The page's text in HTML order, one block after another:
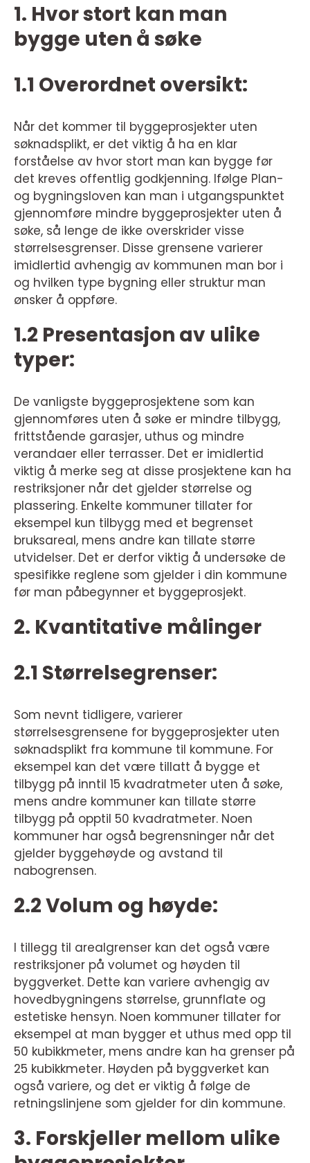
1. Hvor stort kan man
bygge uten å søke
1.1 Overordnet oversikt:
Når det kommer til byggeprosjekter uten
søknadsplikt, er det viktig å ha en klar
forståelse av hvor stort man kan bygge før
det kreves offentlig godkjenning. Ifølge Plan-
og bygningsloven kan man i utgangspunktet
gjennomføre mindre byggeprosjekter uten å
søke, så lenge de ikke overskrider visse
størrelsesgrenser. Disse grensene varierer
imidlertid avhengig av kommunen man bor i
og hvilken type bygning eller struktur man
ønsker å oppføre.
1.2 Presentasjon av ulike
typer:
De vanligste byggeprosjektene som kan
gjennomføres uten å søke er mindre tilbygg,
frittstående garasjer, uthus og mindre
verandaer eller terrasser. Det er imidlertid
viktig å merke seg at disse prosjektene kan ha
restriksjoner når det gjelder størrelse og
plassering. Enkelte kommuner tillater for
eksempel kun tilbygg med et begrenset
bruksareal, mens andre kan tillate større
utvidelser. Det er derfor viktig å undersøke de
spesifikke reglene som gjelder i din kommune
før man påbegynner et byggeprosjekt.
2. Kvantitative målinger
2.1 Størrelsegrenser:
Som nevnt tidligere, varierer
størrelsesgrensene for byggeprosjekter uten
søknadsplikt fra kommune til kommune. For
eksempel kan det være tillatt å bygge et
tilbygg på inntil 15 kvadratmeter uten å søke,
mens andre kommuner kan tillate større
tilbygg på opptil 50 kvadratmeter. Noen
kommuner har også begrensninger når det
gjelder byggehøyde og avstand til
nabogrensen.
2.2 Volum og høyde:
I tillegg til arealgrenser kan det også være
restriksjoner på volumet og høyden til
byggverket. Dette kan variere avhengig av
hovedbygningens størrelse, grunnflate og
estetiske hensyn. Noen kommuner tillater for
eksempel at man bygger et uthus med opp til
50 kubikkmeter, mens andre kan ha grenser på
25 kubikkmeter. Høyden på byggverket kan
også variere, og det er viktig å følge de
retningslinjene som gjelder for din kommune.
3. Forskjeller mellom ulike